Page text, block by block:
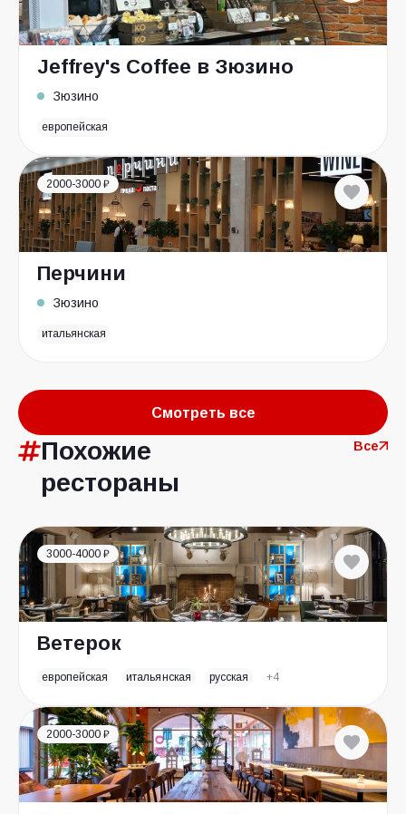
Jeffrey's Coffee в Зюзино
Зюзино
европейская
2000-3000 ₽
Перчини
Зюзино
итальянская
Смотреть все
Похожие
рестораны
Все
3000-4000 ₽
Ветерок
европейская итальянская русская +4
2000-3000 ₽